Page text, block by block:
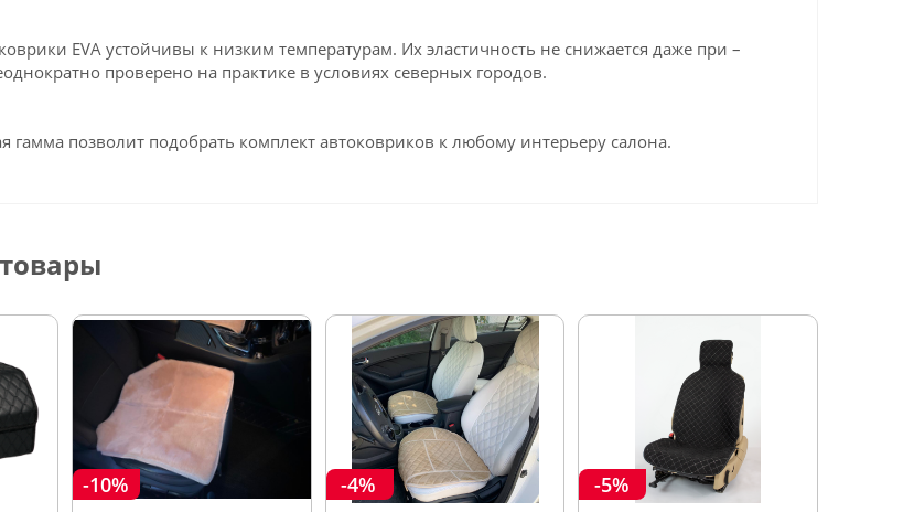
EVA устойчивы к низким температурам. Их эластичность не снижается даже при –
проверено на практике в условиях северных городов.
гамма позволит подобрать комплект автоковриков к любому интерьеру салона.
-10% -4% -5%